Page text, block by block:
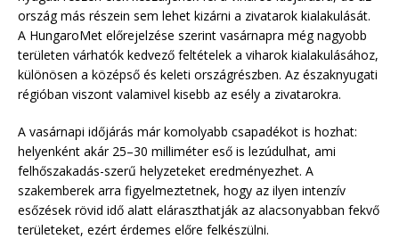
ország más részein sem lehet kizárni a zivatarok kialakulását.
A HungaroMet előrejelzése szerint vasárnapra még nagyobb
területen várhatók kedvező feltételek a viharok kialakulásához,
különösen a középső és keleti országrészben. Az északnyugati
régióban viszont valamivel kisebb az esély a zivatarokra.
A vasárnapi időjárás már komolyabb csapadékot is hozhat:
helyenként akár 25–30 milliméter eső is lezúdulhat, ami
felhőszakadás-szerű helyzeteket eredményezhet. A
szakemberek arra figyelmeztetnek, hogy az ilyen intenzív
esőzések rövid idő alatt eláraszthatják az alacsonyabban fekvő
területeket, ezért érdemes előre felkészülni.